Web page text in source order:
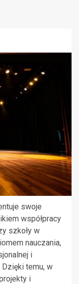
swoje
współpracy
szkoły w
nauczania,
i
temu, w
i